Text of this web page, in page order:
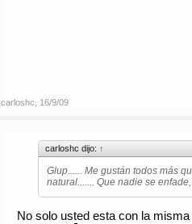
carloshc 16/9/09
carloshc dijo: ↑
Glup...... Me gustán todos más
natural....... Que nadie se
No solo usted esta con la